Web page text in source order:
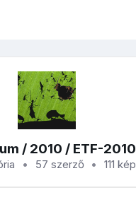
/ 2010 / ETF-2010
57 szerző 111 kép